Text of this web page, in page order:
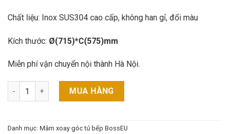
Chất liệu: Inox SUS304 cao cấp, không han gỉ, đổi màu
Kích thước: Ø(715)*C(575)mm
Miễn phí vận chuyển nội thành Hà Nội.
Góc xoay 3/4 BS304-270RS BOSSEU số lượng
MUA HÀNG
Danh mục: Mâm xoay góc tủ bếp BossEU